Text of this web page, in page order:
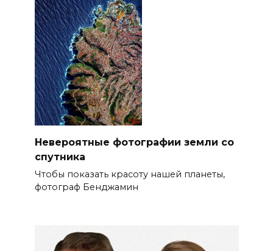
Невероятные фотографии земли со
спутника
Чтобы показать красоту нашей планеты,
фотограф Бенджамин